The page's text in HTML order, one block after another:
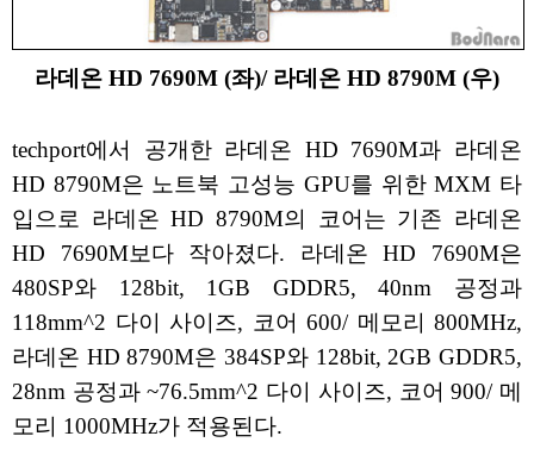
라데온 HD 7690M (좌)/ 라데온 HD 8790M (우)
techport에서 공개한 라데온 HD 7690M과 라데온
HD 8790M은 노트북 고성능 GPU를 위한 MXM 타
입으로 라데온 HD 8790M의 코어는 기존 라데온
HD 7690M보다 작아졌다. 라데온 HD 7690M은
480SP와 128bit, 1GB GDDR5, 40nm 공정과
118mm^2 다이 사이즈, 코어 600/ 메모리 800MHz,
라데온 HD 8790M은 384SP와 128bit, 2GB GDDR5,
28nm 공정과 ~76.5mm^2 다이 사이즈, 코어 900/ 메
모리 1000MHz가 적용된다.